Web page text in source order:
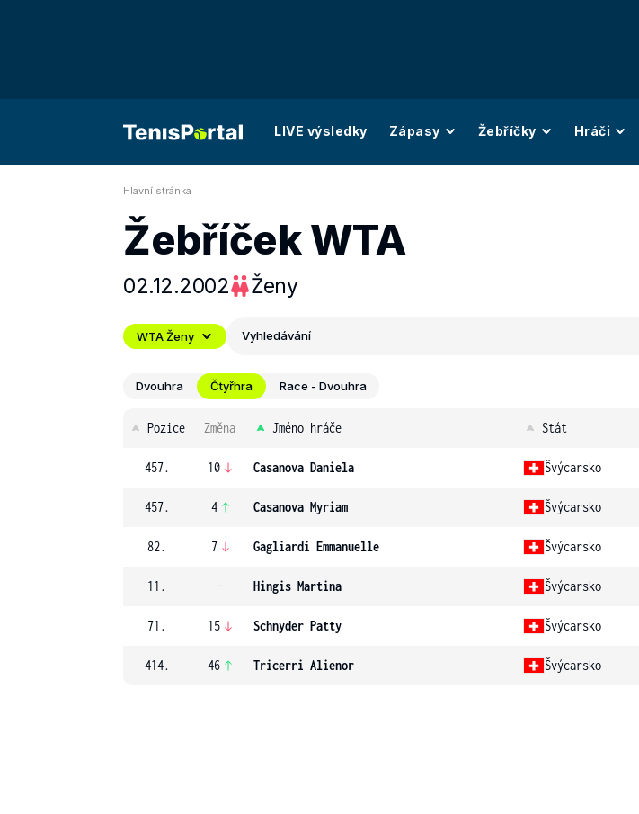
LIVE výsledky Zápasy Žebříčky Hráči
Hlavní stránka
Žebříček WTA
02.12.2002 Ženy
WTA Ženy Vyhledávání
Dvouhra Čtyřhra Race - Dvouhra
Pozice Změna Jméno hráče Stát
457. 10 Casanova Daniela Švýcarsko
457. 4 Casanova Myriam Švýcarsko
82. 7 Gagliardi Emmanuelle Švýcarsko
11. - Hingis Martina Švýcarsko
71. 15 Schnyder Patty Švýcarsko
414. 46 Tricerri Alienor Švýcarsko